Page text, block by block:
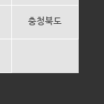
충청북도